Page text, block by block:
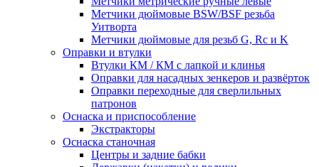
Метчики дюймовые BSW/BSF резьба
Уитворта
Метчики дюймовые для резьб G, Rc и K
Оправки и втулки
Втулки КМ / КМ с лапкой и клинья
Оправки для насадных зенкеров и развёрток
Оправки переходные для сверлильных
патронов
Оснаска и приспособление
Экстракторы
Оснаска станочная
Центры и задние бабки